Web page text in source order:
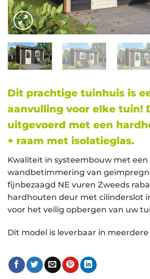
Dit prachtige tuinhuis is
aanvulling voor elke tuin!
uitgevoerd met een
+ raam met isolatieglas.
Kwaliteit in systeembouw met een
wandbetimmering van
fijnbezaagd NE vuren Zweeds
hardhouten deur met cilinderslot
voor het veilig opbergen van uw
Dit model is leverbaar in